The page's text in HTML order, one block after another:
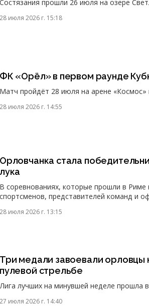
Состязания прошли 26 июля на озере
28 июля 2026 г. 15:18
ФК «Орёл» в первом раунде
Матч пройдёт 28 июля на арене
28 июля 2026 г. 14:55
Орловчанка стала
лука
В соревнованиях, которые прошли в
спортсменов, представителей команд и
28 июля 2026 г. 13:15
Три медали завоевали орловцы
пулевой стрельбе
Лига лучших на минувшей неделе прошла
27 июля 2026 г. 14:40